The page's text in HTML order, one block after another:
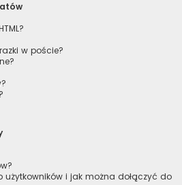
w poście?
użytkowników i jak można dołączyć do